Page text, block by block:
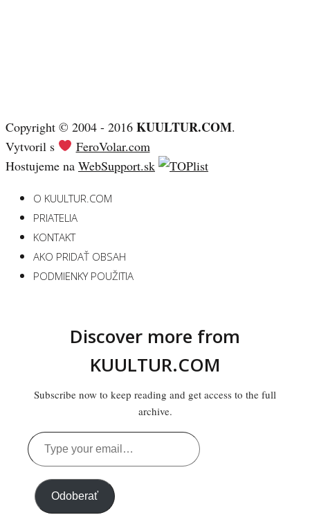
Copyright © 2004 - 2016 KUULTUR.COM.
Vytvoril s
FeroVolar.com
Hostujeme na WebSupport.sk
O KUULTUR.COM
PRIATELIA
KONTAKT
AKO PRIDAŤ OBSAH
PODMIENKY POUŽITIA
Discover more from
KUULTUR.COM
Subscribe now to keep reading and get access to the full
archive.
Type
your
email…
Odoberať